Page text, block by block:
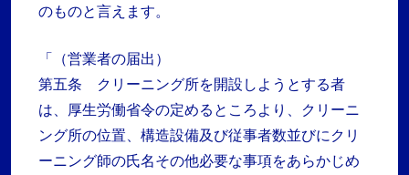
のものと言えます。
「（営業者の届出）
第五条 クリーニング所を開設しようとする者
は、厚生労働省令の定めるところより、クリーニ
ング所の位置、構造設備及び従事者数並びにクリ
ーニング師の氏名その他必要な事項をあらかじめ